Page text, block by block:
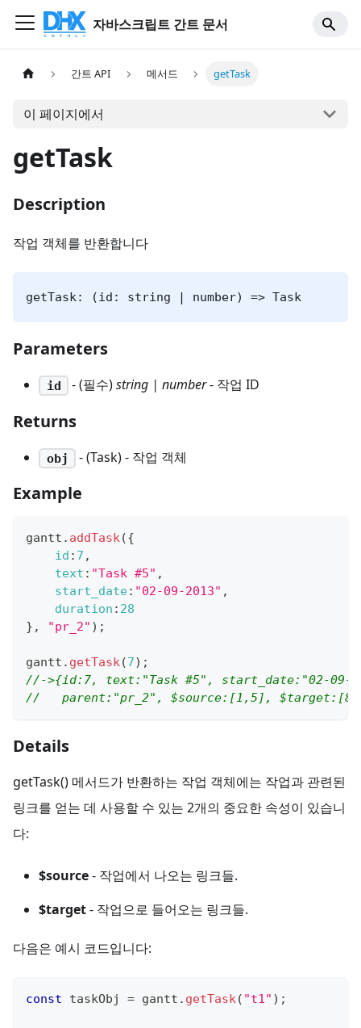
자바스크립트 간트 문서
간트 API 메서드 getTask
이 페이지에서
getTask
Description
작업 객체를 반환합니다
getTask: (id: string | number) => Task
Parameters
id - (필수)string | number- 작업 ID
Returns
obj - (Task) - 작업 객체
Example
gantt . addTask({
id : 7 ,
text : "Task #5" ,
start_date: "02-09-2013" ,
duration : 28
} , "pr_2" ) ;
gantt . getTask(7) ;
//->{id:7, text:"Task #5", start_date:"02-09-
//   parent:"pr_2", $source:[1,5],
Details
getTask() 메서드가 반환하는 작업 객체에는 작업과 관련된
링크를 얻는 데 사용할 수 있는 2개의 중요한 속성이 있습니
다:
$source- 작업에서 나오는 링크들.
$target- 작업으로 들어오는 링크들.
다음은 예시 코드입니다:
const taskObj = gantt . getTask( "t1" ) ;